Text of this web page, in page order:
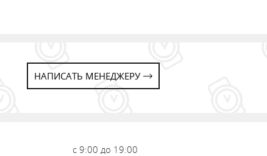
НАПИСАТЬ МЕНЕДЖЕРУ
с 9:00 до 19:00